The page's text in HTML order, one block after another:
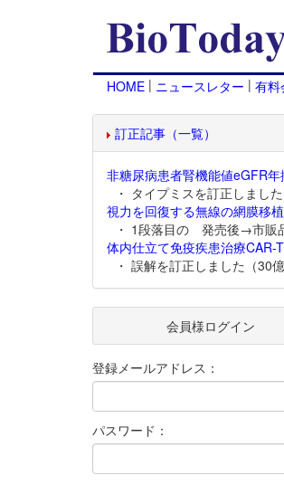
HOME | ニュースレター | 有料
訂正記事（一覧）
非糖尿病患者腎機能値eGFR
・ タイプミスを訂正しまし
視力を回復する無線の網膜移
・ 1段落目の 発売後→市販
体内仕立て免疫疾患治療CAR-
・ 誤解を訂正しました（30
会員様ログイン
登録メールアドレス：
パスワード：